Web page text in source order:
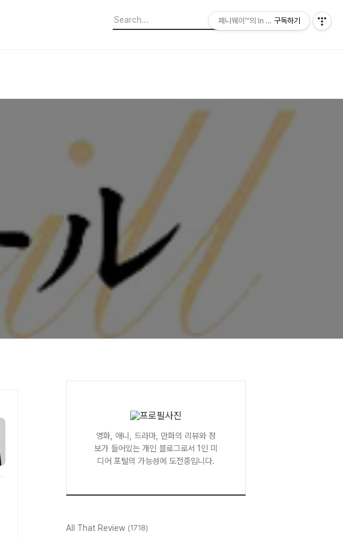
영화, 애니, 드라마, 만화의 리뷰와 정
보가 들어있는 개인 블로그로서 1인 미
디어 포털의 가능성에 도전중입니다.
All That Review (1718)
페니웨이™의 In This Film
구독하기